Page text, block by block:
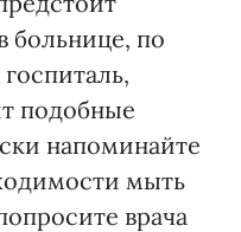
больнице, по
подобные
напоминайте
мыть
врача